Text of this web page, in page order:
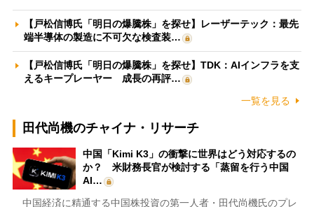
【戸松信博氏「明日の爆騰株」を探せ】レーザーテック：最先
端半導体の製造に不可欠な検査装…
【戸松信博氏「明日の爆騰株」を探せ】TDK：AIインフラを支
えるキープレーヤー 成長の再評…
一覧を見る
田代尚機のチャイナ・リサーチ
中国「Kimi K3」の衝撃に世界はどう対応するの
か？ 米財務長官が検討する「蒸留を行う中国
AI…
中国経済に精通する中国株投資の第一人者・田代尚機氏のプレ